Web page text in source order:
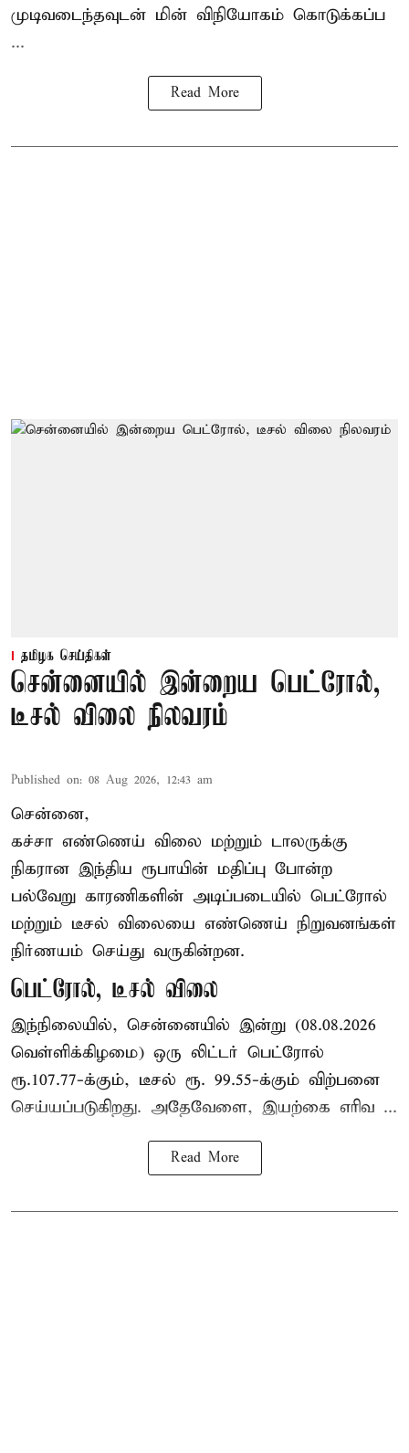
முடிவடைந்தவுடன் மின் விநியோகம் கொடுக்கப்ப
...
Read More
தமிழக செய்திகள்
சென்னையில் இன்றைய பெட்ரோல்,
டீசல் விலை நிலவரம்
Published on: 08 Aug 2026, 12:43 am
சென்னை,
கச்சா எண்ணெய் விலை மற்றும் டாலருக்கு
நிகரான இந்திய ரூபாயின் மதிப்பு போன்ற
பல்வேறு காரணிகளின் அடிப்படையில் பெட்ரோல்
மற்றும் டீசல் விலையை எண்ணெய் நிறுவனங்கள்
நிர்ணயம் செய்து வருகின்றன.
பெட்ரோல், டீசல் விலை
இந்நிலையில், சென்னையில் இன்று (08.08.2026
வெள்ளிக்கிழமை) ஒரு லிட்டர் பெட்ரோல்
ரூ.107.77-க்கும், டீசல் ரூ. 99.55-க்கும் விற்பனை
செய்யப்படுகிறது. அதேவேளை, இயற்கை எரிவ ...
Read More